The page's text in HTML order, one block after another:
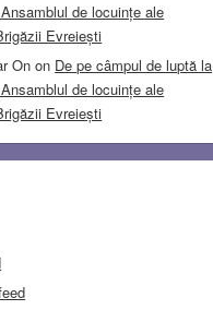
de locuințe ale
Evreiești
On on De pe câmpul de luptă la
de locuințe ale
Evreiești